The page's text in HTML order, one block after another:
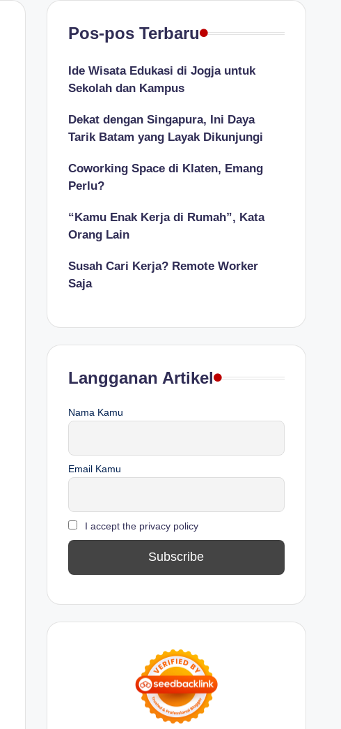
Pos-pos Terbaru
Ide Wisata Edukasi di Jogja untuk
Sekolah dan Kampus
Dekat dengan Singapura, Ini Daya
Tarik Batam yang Layak Dikunjungi
Coworking Space di Klaten, Emang
Perlu?
“Kamu Enak Kerja di Rumah”, Kata
Orang Lain
Susah Cari Kerja? Remote Worker
Saja
Langganan Artikel
Nama Kamu
Email Kamu
I accept the privacy policy